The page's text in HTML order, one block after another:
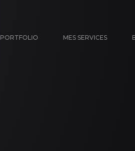
PORTFOLIO MES SERVICES